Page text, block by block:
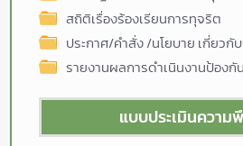
สถิติเรื่องร้องเรียนการทุจริต
ประกาศ/คำสั่ง /นโยบาย เกี่ยว
รายงานผลการดำเนินงานป้องกั
แบบประเมินความ